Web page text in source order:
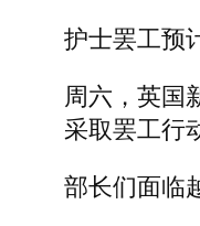
护士罢工预
周六，英国
采取罢工行
部长们面临